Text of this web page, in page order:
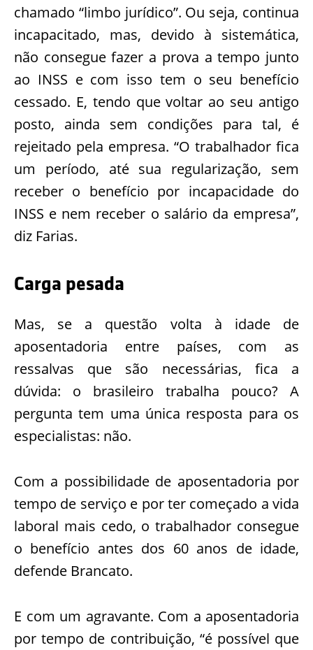
chamado “limbo jurídico”. Ou seja, continua
incapacitado, mas, devido à sistemática,
não consegue fazer a prova a tempo junto
ao INSS e com isso tem o seu benefício
cessado. E, tendo que voltar ao seu antigo
posto, ainda sem condições para tal, é
rejeitado pela empresa. “O trabalhador fica
um período, até sua regularização, sem
receber o benefício por incapacidade do
INSS e nem receber o salário da empresa”,
diz Farias.
Carga pesada
Mas, se a questão volta à idade de
aposentadoria entre países, com as
ressalvas que são necessárias, fica a
dúvida: o brasileiro trabalha pouco? A
pergunta tem uma única resposta para os
especialistas: não.
Com a possibilidade de aposentadoria por
tempo de serviço e por ter começado a vida
laboral mais cedo, o trabalhador consegue
o benefício antes dos 60 anos de idade,
defende Brancato.
E com um agravante. Com a aposentadoria
por tempo de contribuição, “é possível que